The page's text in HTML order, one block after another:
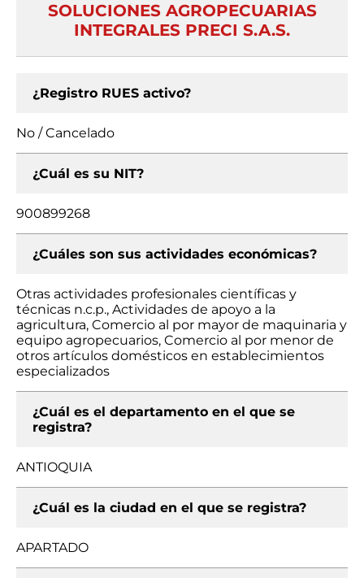
SOLUCIONES AGROPECUARIAS
INTEGRALES PRECI S.A.S.
¿Registro RUES activo?
No / Cancelado
¿Cuál es su NIT?
900899268
¿Cuáles son sus actividades económicas?
Otras actividades profesionales científicas y
técnicas n.c.p., Actividades de apoyo a la
agricultura, Comercio al por mayor de maquinaria y
equipo agropecuarios, Comercio al por menor de
otros artículos domésticos en establecimientos
especializados
¿Cuál es el departamento en el que se
registra?
ANTIOQUIA
¿Cuál es la ciudad en el que se registra?
APARTADO